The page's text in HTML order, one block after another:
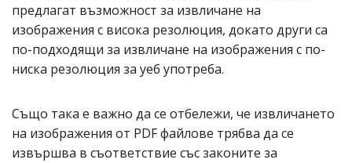
предлагат възможност за извличане на
изображения с висока резолюция, докато други са
по-подходящи за извличане на изображения с по-
ниска резолюция за уеб употреба.
Също така е важно да се отбележи, че извличането
на изображения от PDF файлове трябва да се
извършва в съответствие със законите за